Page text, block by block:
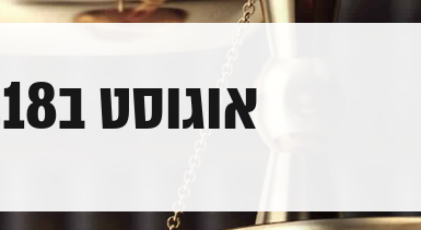
אוגוסט ב18, 2016